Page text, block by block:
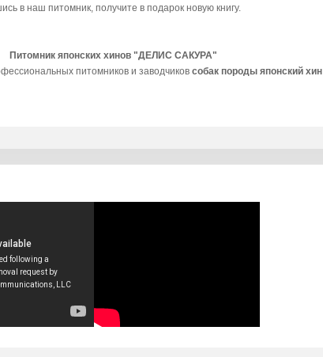
в наш питомник, получите в подарок новую книгу.
Питомник японских хинов "ДЕЛИС САКУРА"
питомников и заводчиков собак породы японский хин